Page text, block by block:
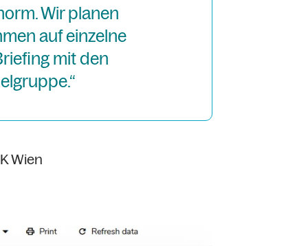
Wir planen
auf einzelne
mit den
Wien